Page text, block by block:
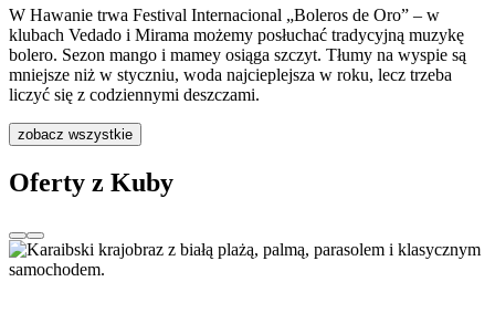
W Hawanie trwa Festival Internacional „Boleros de Oro” – w
klubach Vedado i Mirama możemy posłuchać tradycyjną muzykę
bolero. Sezon mango i mamey osiąga szczyt. Tłumy na wyspie są
mniejsze niż w styczniu, woda najcieplejsza w roku, lecz trzeba
liczyć się z codziennymi deszczami.
zobacz wszystkie
Oferty z Kuby